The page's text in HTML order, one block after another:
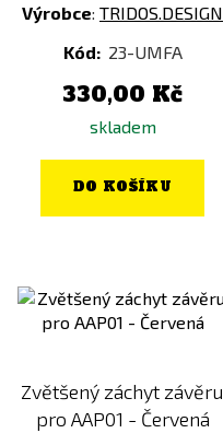
Výrobce: TRIDOS.DESIGN
Kód: 23-UMFA
330,00 Kč
skladem
DO KOŠÍKU
Zvětšený záchyt závěru
pro AAP01 - Červená